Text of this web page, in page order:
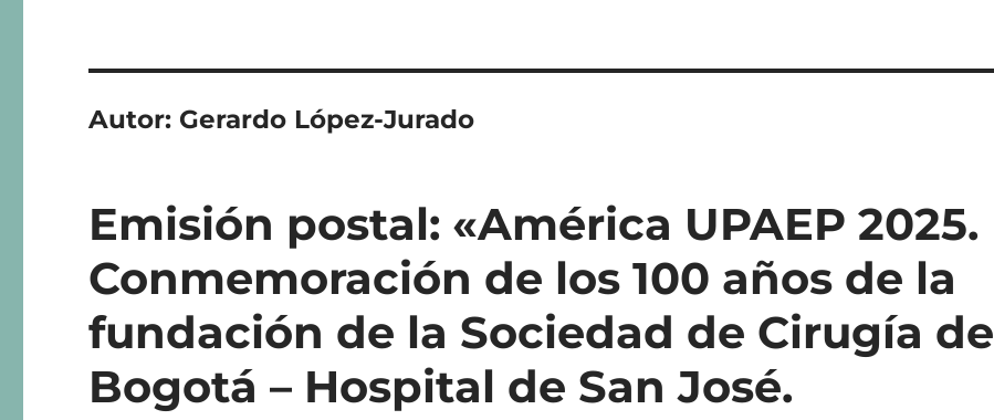
Autor: Gerardo López-Jurado
Emisión postal: «América UPAEP 2025.
Conmemoración de los 100 años de la
fundación de la Sociedad de Cirugía de
Bogotá – Hospital de San José.